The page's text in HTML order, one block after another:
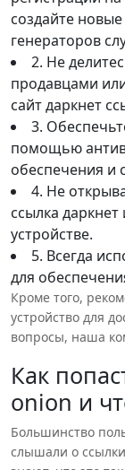
создайте
генераторов
2. Не
продавцами
сайт даркнет
3.
помощью
обеспечения и
4. Не
ссылка
устройстве.
5. Всегда
для
Кроме того,
устройство для
вопросы, наша
нашем сайте
использованию
вам освоиться.
Также
пользователей
Как
onion и
Большинство
слышали о